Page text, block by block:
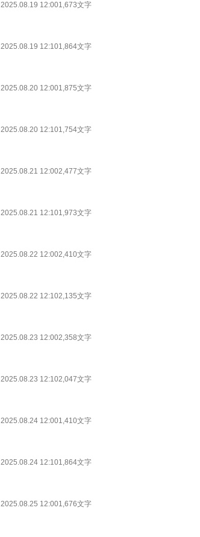
2025.08.19 12:001,673文字
2025.08.19 12:101,864文字
2025.08.20 12:001,875文字
2025.08.20 12:101,754文字
2025.08.21 12:002,477文字
2025.08.21 12:101,973文字
2025.08.22 12:002,410文字
2025.08.22 12:102,135文字
2025.08.23 12:002,358文字
2025.08.23 12:102,047文字
2025.08.24 12:001,410文字
2025.08.24 12:101,864文字
2025.08.25 12:001,676文字